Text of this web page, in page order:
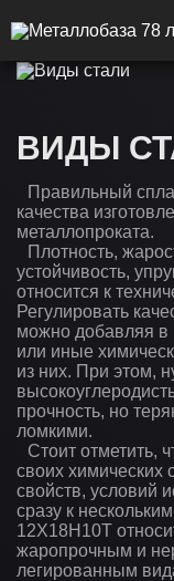
ВИДЫ
Правильный
качества
металлопроката.
Плотность,
устойчивость,
относится к
Регулировать
можно добавляя в
или иные
из них. При этом,
прочность, но
ломкими.
Стоит отметить,
своих химических
свойств, условий
сразу к
12Х18Н10Т
жаропрочным и
легированным